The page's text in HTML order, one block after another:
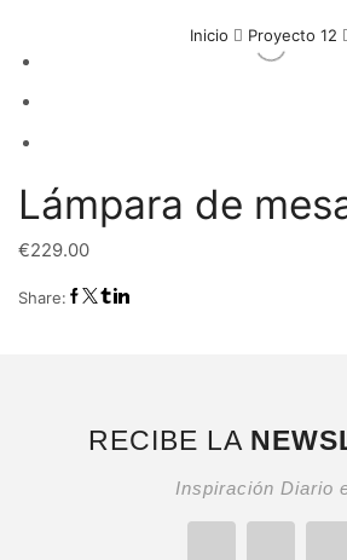
Inicio Proyecto 12
Lámpara de
€229.00
Share:
RECIBE LA
Inspiración Diario